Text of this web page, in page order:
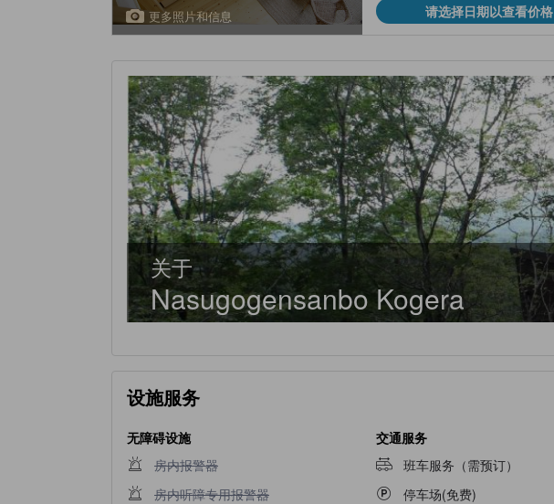
更多照片和信息 请选择日期以查看价格
关于
Nasugogensanbo Kogera
设施服务
无障碍设施
不提供房内报警器
房内报警器
不提供房内听障专用报警器
房内听障专用报警器
交通服务
班车服务（需预订）
停车场(免费)